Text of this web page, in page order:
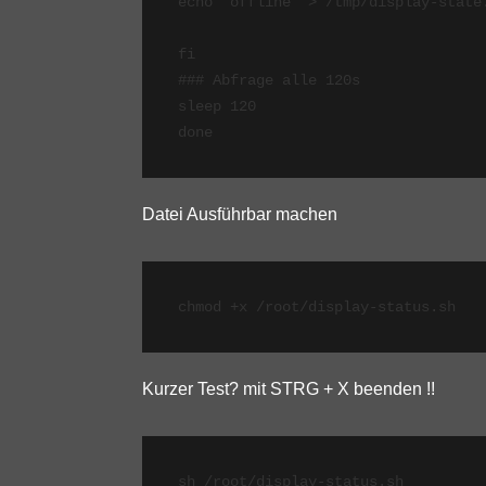
fi
### Abfrage alle 120s
sleep 120
Datei Ausführbar machen
chmod +x /root/display-status.sh
Kurzer Test? mit STRG + X beenden !!
sh /root/display-status.sh